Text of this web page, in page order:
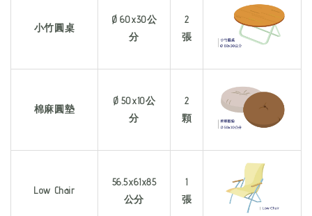
小竹圓桌
Ø 60x30公
分
2
張
棉麻圓墊
Ø 50x10公
分
2
顆
Low Chair
56.5x61x85
公分
1
張